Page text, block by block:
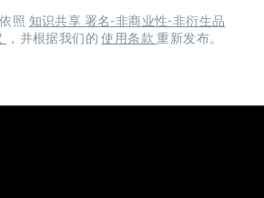
照 知识共享 署名-非商业性-非衍生品
，并根据我们的使用条款重新发布。